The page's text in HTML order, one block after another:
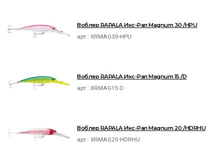
Воблер RAPALA Икс-Рап Magnum 30 /HPU
арт.:XRMAG30-HPU
Воблер RAPALA Икс-Рап Magnum 15 /D
арт.:XRMAG15-D
Воблер RAPALA Икс-Рап Magnum 20 /HDRHU
арт.:XRMAG20-HDRHU